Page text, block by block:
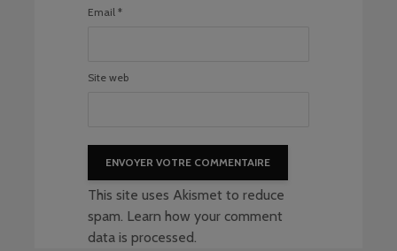
Email *
Site web
This site uses Akismet to reduce
spam. Learn how your comment
data is processed.